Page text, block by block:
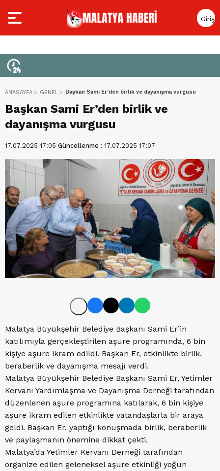
Giriş
Yap
ANASAYFA GENEL Başkan Sami Er’den birlik ve dayanışma vurgusu
Başkan Sami Er’den birlik ve
dayanışma vurgusu
17.07.2025 17:05 Güncellenme : 17.07.2025 17:07
Malatya Büyükşehir Belediye Başkanı Sami Er’in
katılımıyla gerçekleştirilen aşure programında, 6 bin
kişiye aşure ikram edildi. Başkan Er, etkinlikte birlik,
beraberlik ve dayanışma mesajı verdi.
Malatya Büyükşehir Belediye Başkanı Sami Er, Yetimler
Kervanı Yardımlaşma ve Dayanışma Derneği tarafından
düzenlenen aşure programına katılarak, 6 bin kişiye
aşure ikram edilen etkinlikte vatandaşlarla bir araya
geldi. Başkan Er, yaptığı konuşmada birlik, beraberlik
ve paylaşmanın önemine dikkat çekti.
Malatya’da Yetimler Kervanı Derneği tarafından
organize edilen geleneksel aşure etkinliği yoğun